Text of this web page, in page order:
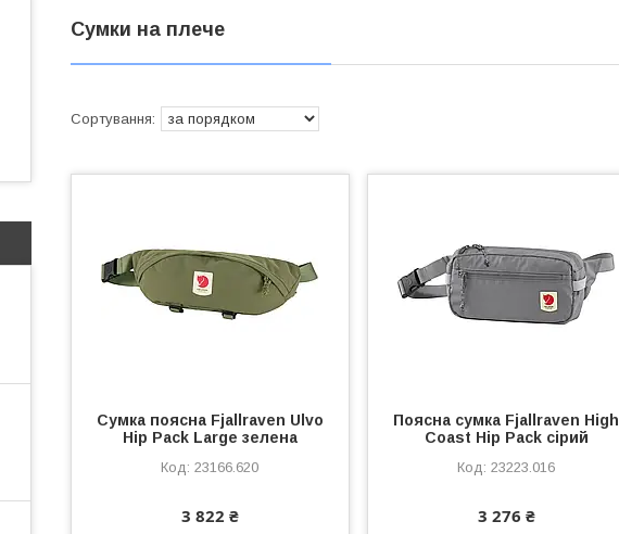
Сумки на плече
Сумка поясна Fjallraven Ulvo
Hip Pack Large зелена
23166.620
3 822 ₴
Поясна сумка Fjallraven High
Coast Hip Pack сірий
23223.016
3 276 ₴